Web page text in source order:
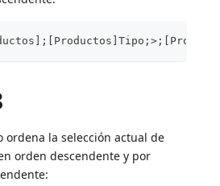
ordena la selección actual de
orden descendente y por